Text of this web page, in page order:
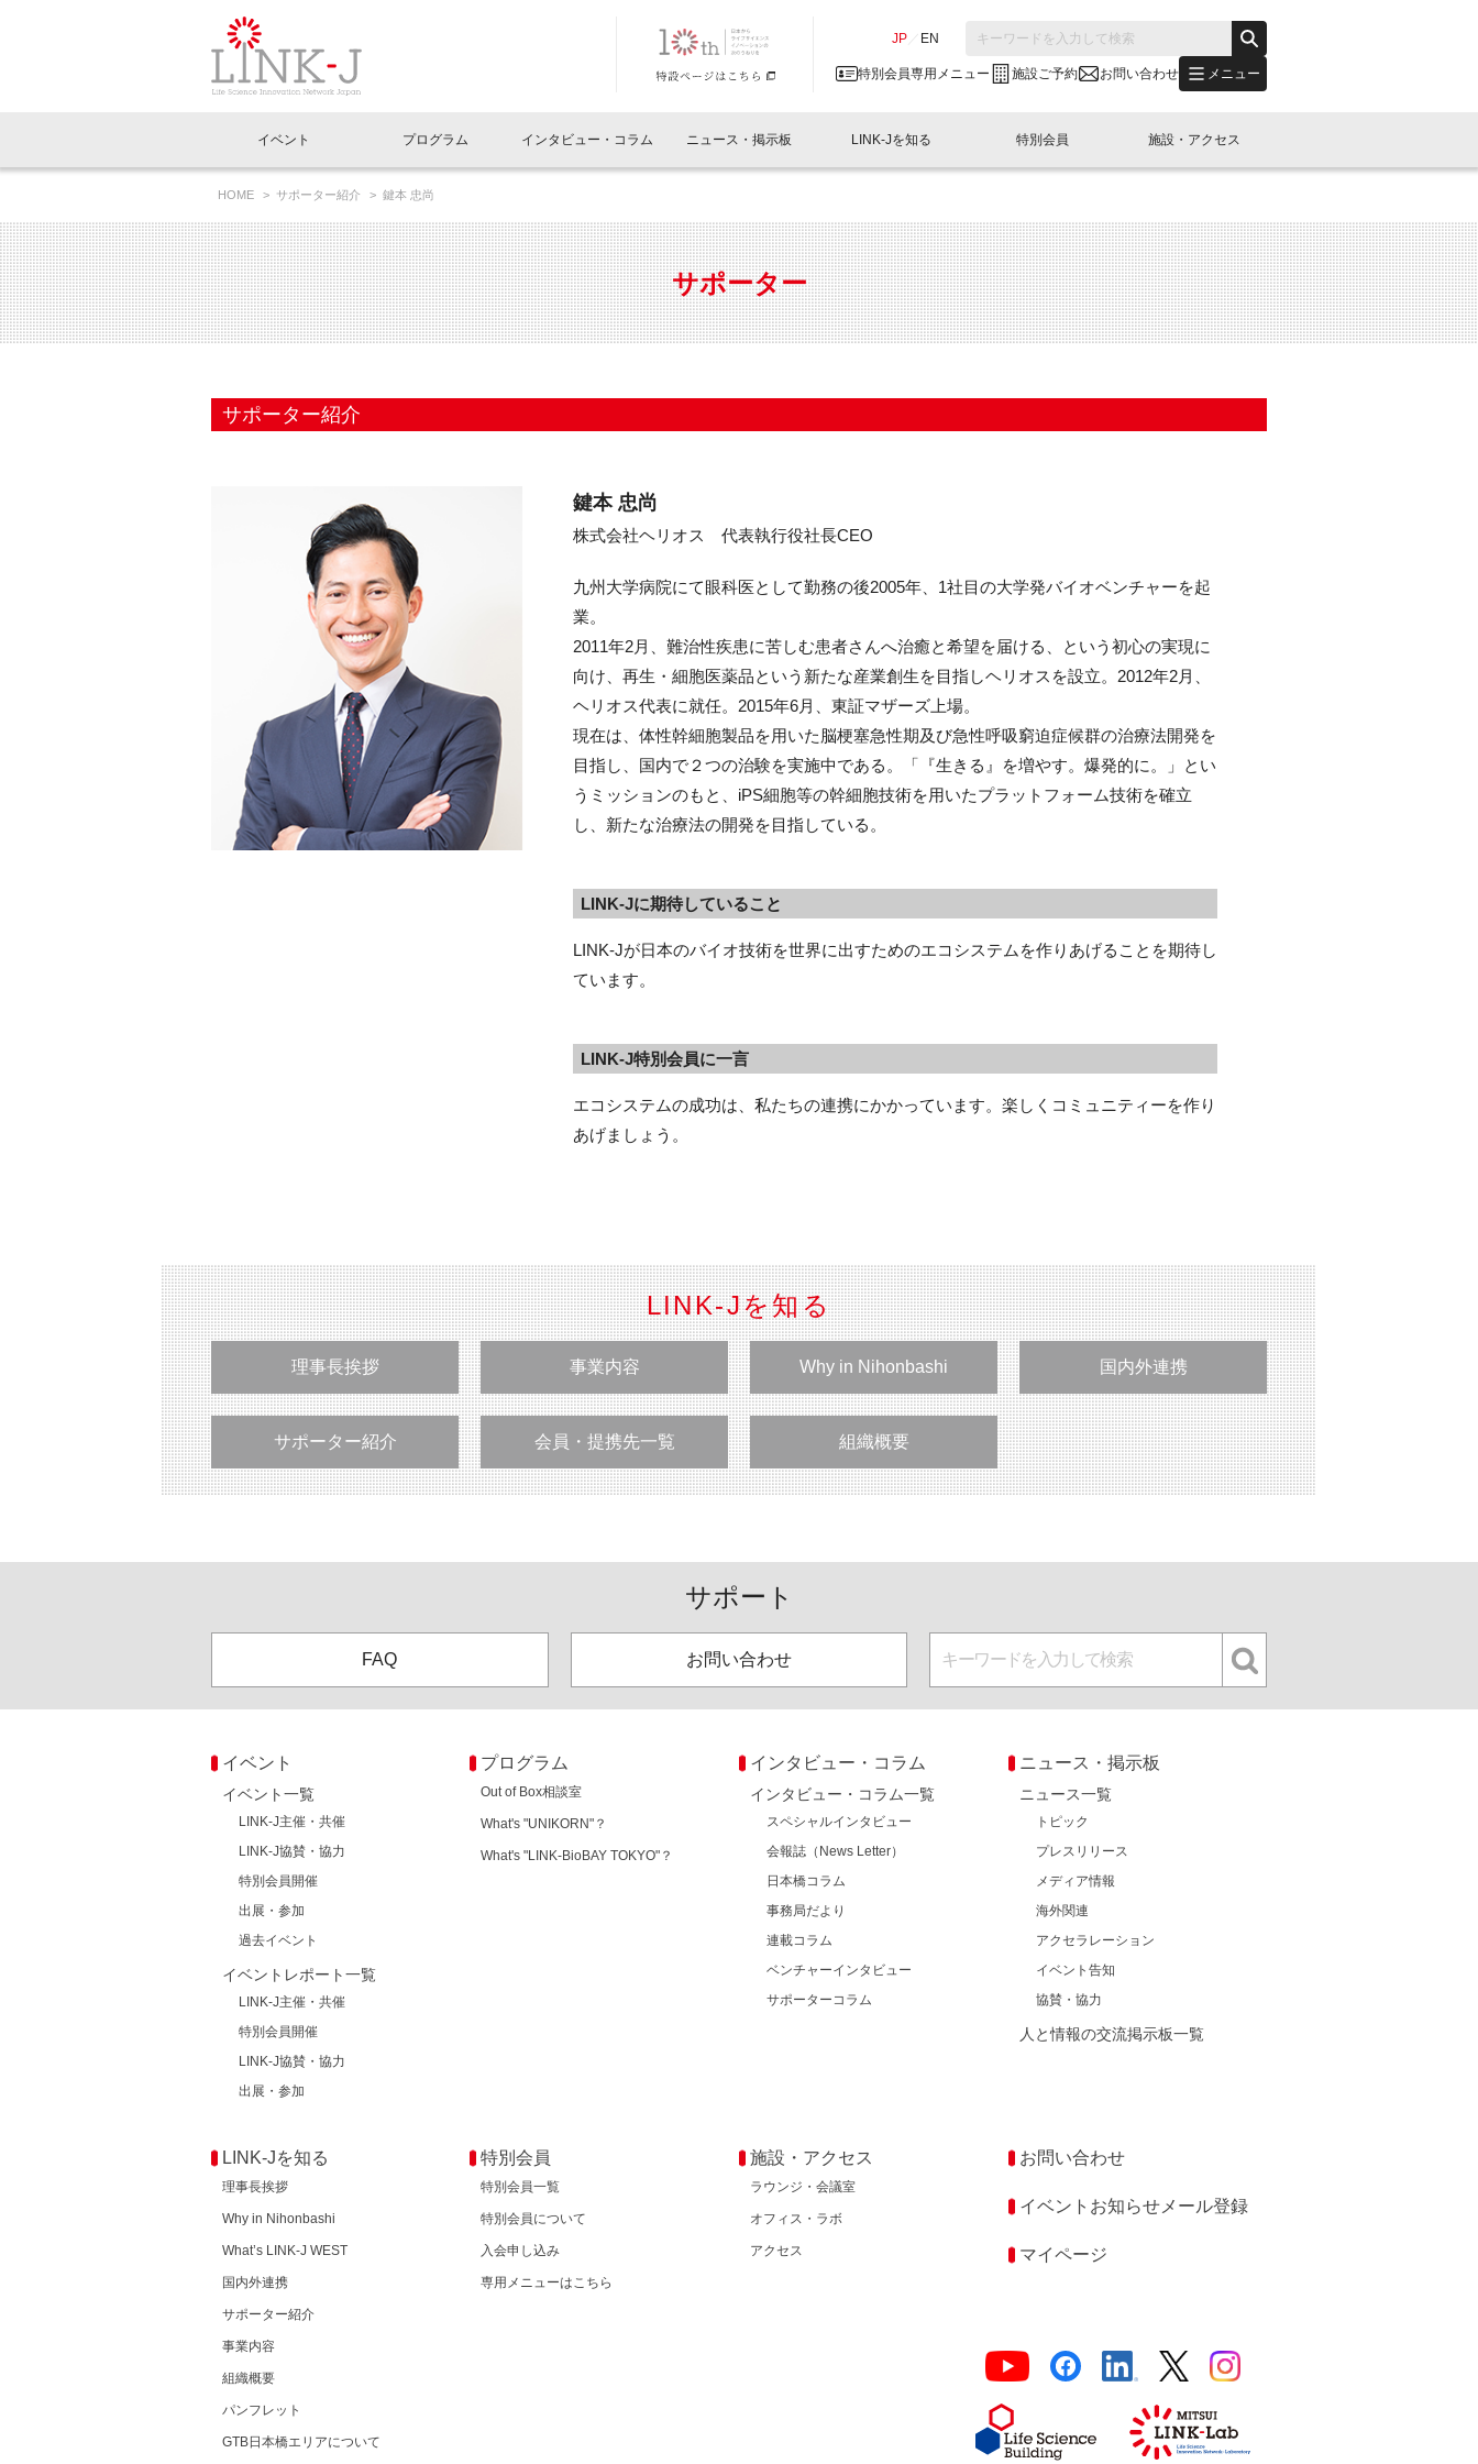
JP EN
特別会員専用メニュー 施設ご予約 お問い合わせ メニュー
イベントお知らせメール登録
閉じる
イベント
イベント一覧
LINK-J主催・共催 特別会員開催
LINK-J協賛・協力 出展・参加
イベントレポート一覧
LINK-J主催・共催 特別会員開催
LINK-J協賛・協力 出展・参加
プログラム
Out of Box相談室 What's "UNIKORN"？ What's "LINK-BioBAY TOKYO"？
インタビュー・コラム
インタビュー・コラム一覧
スペシャルインタビュー ベンチャーインタビュー 会報誌 (News Letter)
連載コラム サポーターコラム 日本橋コラム
ニュース・掲示板
ニュース一覧
トピック プレスリリース
メディア情報 海外関連
協賛・協力
人と情報の交流掲示板一覧
会員プレスリリース ニュース・事業紹介
募集 イベント
LINK-Jを知る
理事長挨拶 Why in Nihonbashi What’s LINK-J WEST
国内外連携 サポーター紹介 事業内容
組織概要 パンフレット GTB日本橋エリアについて
特別会員
特別会員一覧 特別会員について 入会申し込み
専用メニューはこちら
施設・アクセス
ラウンジ・会議室 オフィス・ラボ 施設ご予約
アクセス
HOME サポーター紹介 鍵本 忠尚
サポーター
サポーター紹介
鍵本 忠尚
株式会社ヘリオス 代表執行役社長CEO
九州大学病院にて眼科医として勤務の後2005年、1社目の大学発バイオベンチャーを起
業。
2011年2月、難治性疾患に苦しむ患者さんへ治癒と希望を届ける、という初心の実現に
向け、再生・細胞医薬品という新たな産業創生を目指しヘリオスを設立。2012年2月、
ヘリオス代表に就任。2015年6月、東証マザーズ上場。
現在は、体性幹細胞製品を用いた脳梗塞急性期及び急性呼吸窮迫症候群の治療法開発を
目指し、国内で２つの治験を実施中である。「『生きる』を増やす。爆発的に。」とい
うミッションのもと、iPS細胞等の幹細胞技術を用いたプラットフォーム技術を確立
し、新たな治療法の開発を目指している。
LINK-Jに期待していること
LINK-Jが日本のバイオ技術を世界に出すためのエコシステムを作りあげることを期待し
ています。
LINK-J特別会員に一言
エコシステムの成功は、私たちの連携にかかっています。楽しくコミュニティーを作り
あげましょう。
LINK-Jを知る
理事長挨拶 事業内容 Why in Nihonbashi 国内外連携
サポーター紹介 会員・提携先一覧 組織概要
サポート
FAQ お問い合わせ
イベント
イベント一覧
LINK-J主催・共催
LINK-J協賛・協力
特別会員開催
出展・参加
過去イベント
イベントレポート一覧
LINK-J主催・共催
特別会員開催
LINK-J協賛・協力
出展・参加
プログラム
Out of Box相談室
What's "UNIKORN"？
What's "LINK-BioBAY TOKYO"？
インタビュー・コラム
インタビュー・コラム一覧
スペシャルインタビュー
会報誌（News Letter）
日本橋コラム
事務局だより
連載コラム
ベンチャーインタビュー
サポーターコラム
ニュース・掲示板
ニュース一覧
トピック
プレスリリース
メディア情報
海外関連
アクセラレーション
イベント告知
協賛・協力
人と情報の交流掲示板一覧
LINK-Jを知る
理事長挨拶
Why in Nihonbashi
What’s LINK-J WEST
国内外連携
サポーター紹介
事業内容
組織概要
パンフレット
GTB日本橋エリアについて
特別会員
特別会員一覧
特別会員について
入会申し込み
専用メニューはこちら
施設・アクセス
ラウンジ・会議室
オフィス・ラボ
アクセス
お問い合わせ
イベントお知らせメール登録
マイページ